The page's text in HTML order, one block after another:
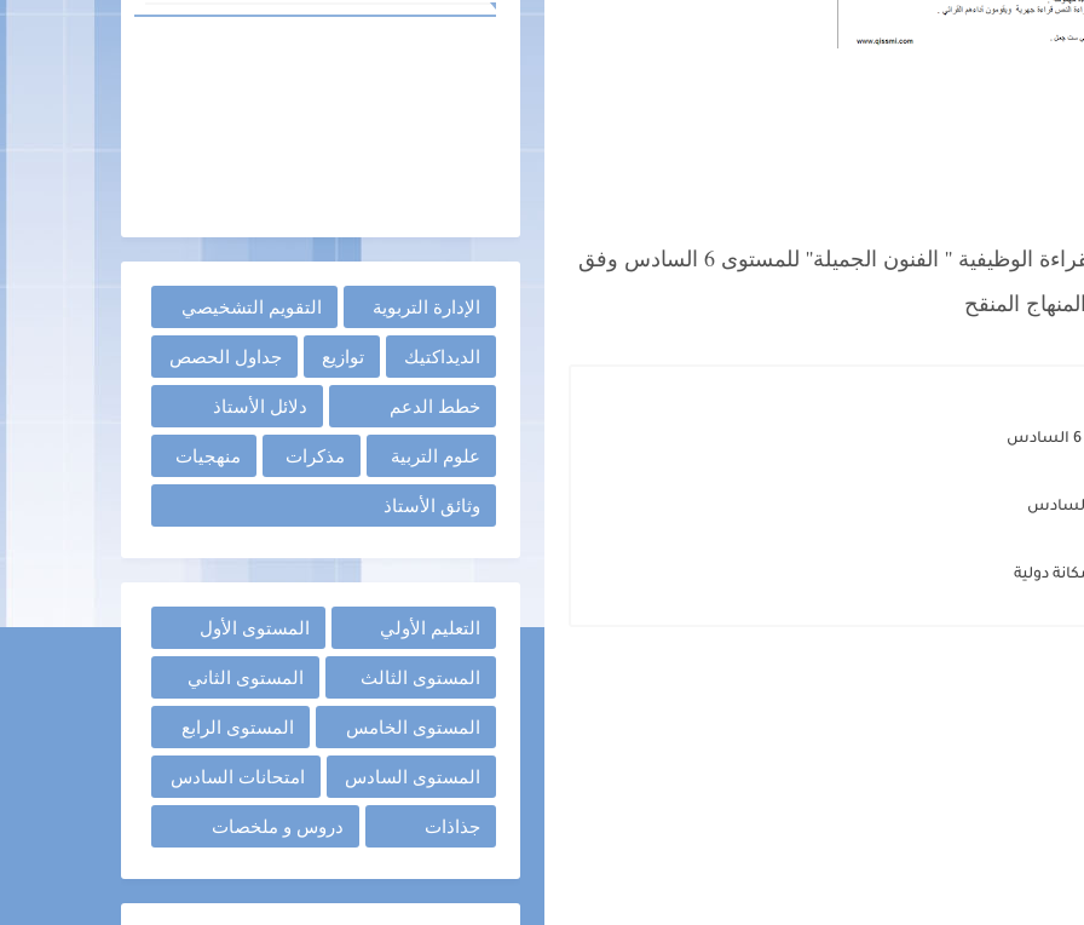
نقدم لكم في موقع مدونة قسمي جذاذات القراءة الوظيفية '' الفنون الجميلة'' للمستوى 6 السادس وفق
المنقح
دولية
الإدارة التربوية التقويم التشخيصي
الديداكتيك توازيع جداول الحصص
خطط الدعم دلائل الأستاذ
علوم التربية مذكرات منهجيات
وثائق الأستاذ
التعليم الأولي المستوى الأول
المستوى الثالث المستوى الثاني
المستوى الخامس المستوى الرابع
المستوى السادس امتحانات السادس
جذاذات دروس و ملخصات